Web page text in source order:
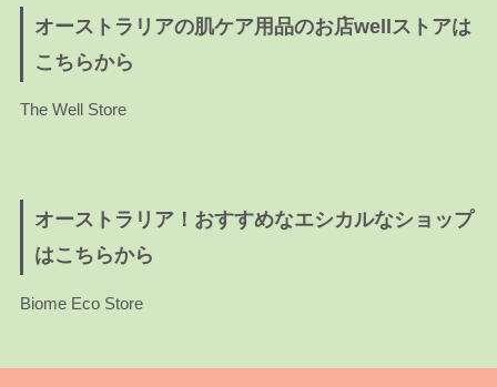
オーストラリアの肌ケア用品のお店wellストアは
こちらから
The Well Store
オーストラリア！おすすめなエシカルなショップ
はこちらから
Biome Eco Store